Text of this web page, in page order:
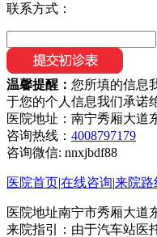
联系方式：
温馨提醒： 您所填的信息
于您的个人信息我们承诺
医院地址：南宁秀厢大道
咨询热线： 4008797179
咨询微信: nnxjbdf88
医院首页|在线咨询|来院路
医院地址南宁市秀厢大道
来院指引：由于汽车站医